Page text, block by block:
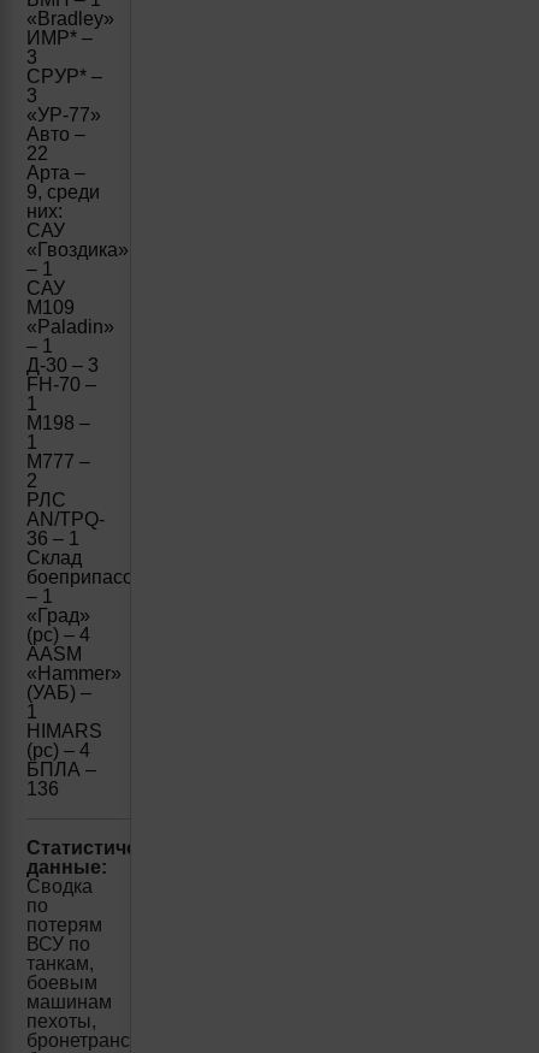
«Bradley»
ИМР* –
3
СРУР* –
3
«УР-77»
Авто –
22
Арта –
9, среди
них:
САУ
«Гвоздика»
– 1
САУ
М109
«Paladin»
– 1
Д-30 – 3
FH-70 –
1
М198 –
1
M777 –
2
РЛС
AN/TPQ-
36 – 1
Склад
боеприпасов
– 1
«Град»
(рс) – 4
AASM
«Hammer»
(УАБ) –
1
HIMARS
(рс) – 4
БПЛА –
136
Статистические
данные:
Сводка
по
потерям
ВСУ по
танкам,
боевым
машинам
пехоты,
бронетранспортерам,